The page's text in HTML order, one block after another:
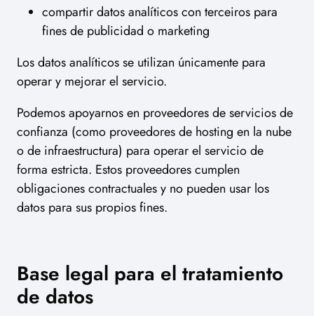
compartir datos analíticos con terceiros para
fines de publicidad o marketing
Los datos analíticos se utilizan únicamente para
operar y mejorar el servicio.
Podemos apoyarnos en proveedores de servicios de
confianza (como proveedores de hosting en la nube
o de infraestructura) para operar el servicio de
forma estricta. Estos proveedores cumplen
obligaciones contractuales y no pueden usar los
datos para sus propios fines.
Base legal para el tratamiento
de datos